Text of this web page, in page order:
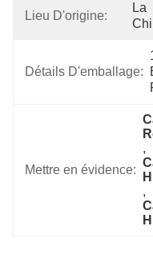
Lieu D'origine:
La
Détails D'emballage:
Mettre en évidence:
,
,